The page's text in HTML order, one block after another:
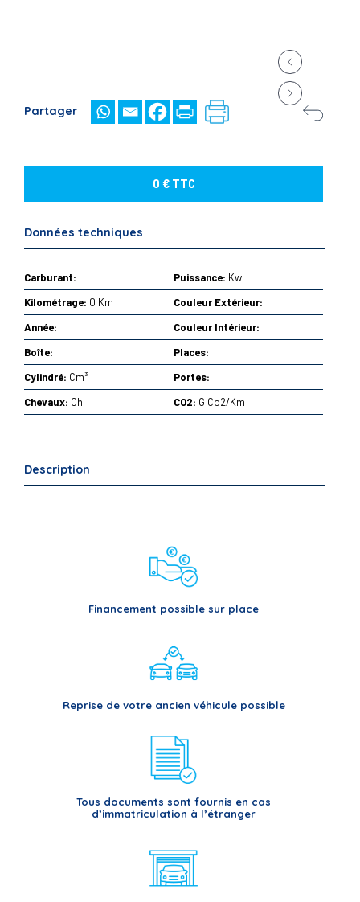
Partager
0 € TTC
Données techniques
Carburant: Puissance: Kw
Kilométrage: 0 Km
Couleur Extérieur:
Année:
Couleur Intérieur:
Boîte:
Places:
Cylindré: Cm³
Portes:
Chevaux: Ch CO2: G Co2/Km
Description
Financement possible sur place
Reprise de votre ancien véhicule possible
Tous documents sont fournis en cas
d’immatriculation à l’étranger